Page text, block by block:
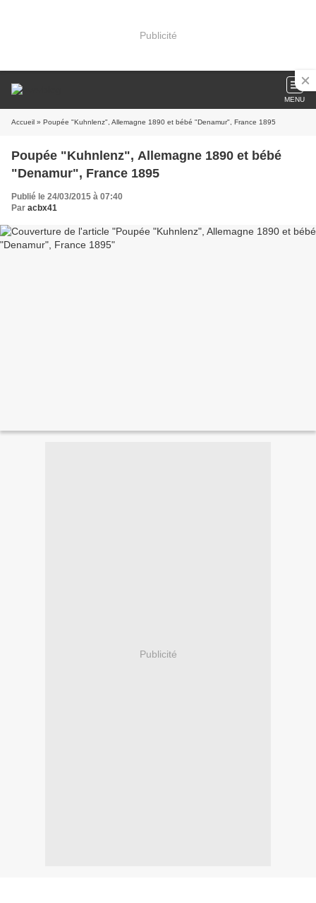
Publicité
MENU
Accueil » Poupée "Kuhnlenz", Allemagne 1890 et bébé "Denamur", France 1895
Poupée "Kuhnlenz", Allemagne 1890 et bébé
"Denamur", France 1895
Publié le 24/03/2015 à 07:40
Par acbx41
Publicité